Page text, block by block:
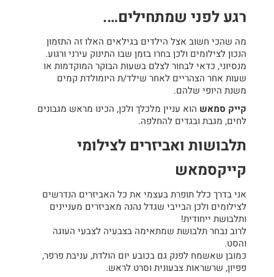
רגע לפני שמתחילים….
מה שהכי חשוב אצל הילדים בגילאים האלו זה התזמון
הנכון לצילומים ולכן בחרו בזמן שבו התינוק עירני ורגוע.
מנסיוני, כדאי לבחור לצלם בשעות הבוקר המוקדמות או
שעות אחר הצהריים לאחר שילד/ת היומולדת קמים
משנת היופי שלהם.
קייק סמאש הוא עניין מלכלך ולכן, הכינו מראש מגבונים
לחים, מגבת ובגדים להחלפה.
תלבושות ואביזרים לצילומי
קייקסמאש
אני בדרך כלל תופרת בעצמי את כל האביזרים הנדרשים
לצילומים ולכן הבייבי שגדל נהנה מאביזרים מעניינים
ותלבושת ייחודית!
לרוב נבחר תלבושת שמתאימה בצבעיה לצבעי העוגה
והסט.
כמובן שאשמח לפנק גם בכובע יום הולדת, עניבת פרפר,
פפיון, שרשראות צבעונית וסרט לראש.